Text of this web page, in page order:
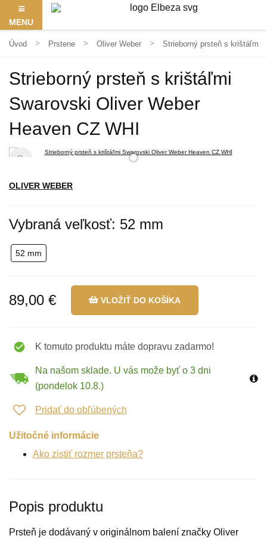
MENU
Úvod Prstene Oliver Weber Strieborný prsteň s krištáľmi
Strieborný prsteň s krištáľmi
Swarovski Oliver Weber
Heaven CZ WHI
OLIVER WEBER
Vybraná veľkosť: 52 mm
52 mm
89,00 € VLOŽIŤ DO KOŠÍKA
K tomuto produktu máte dopravu zadarmo!
Na našom sklade. U vás može byť o 3 dni
(pondelok 10.8.)
Pridať do obľúbených
Užitočné informácie
Ako zistiť rozmer prsteňa?
Popis produktu
Prsteň je dodávaný v originálnom balení značky Oliver